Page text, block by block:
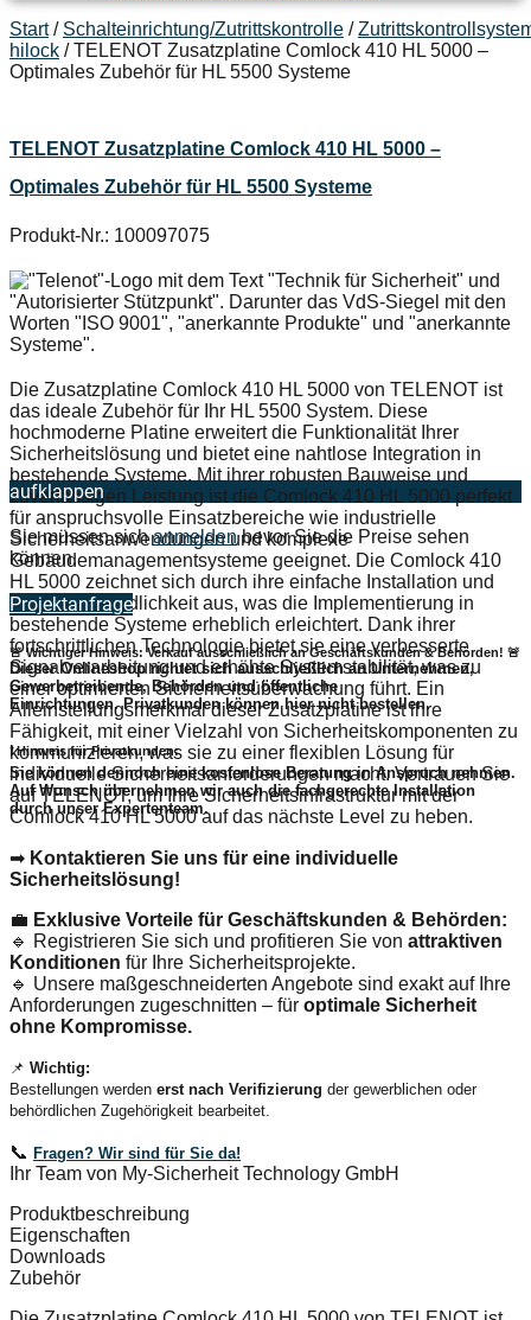
Start/ Schalteinrichtung/Zutrittskontrolle /
hilock / TELENOT Zusatzplatine Comlock 410 HL 5000 –
Optimales Zubehör für HL 5500 Systeme
TELENOT Zusatzplatine Comlock 410 HL 5000 –
Optimales Zubehör für HL 5500 Systeme
Produkt-Nr.: 100097075
Die Zusatzplatine Comlock 410 HL 5000 von TELENOT ist
das ideale Zubehör für Ihr HL 5500 System. Diese
hochmoderne Platine erweitert die Funktionalität Ihrer
Sicherheitslösung und bietet eine nahtlose Integration in
bestehende Systeme. Mit ihrer robusten Bauweise und
zuverlässigen Leistung ist die Comlock 410 HL 5000 perfekt
für anspruchsvolle Einsatzbereiche wie industrielle
Sicherheitsanwendungen und komplexe
Gebäudemanagementsysteme geeignet. Die Comlock 410
HL 5000 zeichnet sich durch ihre einfache Installation und
Benutzerfreundlichkeit aus, was die Implementierung in
bestehende Systeme erheblich erleichtert. Dank ihrer
fortschrittlichen Technologie bietet sie eine verbesserte
Signalverarbeitung und erhöhte Systemstabilität, was zu
einer optimierten Sicherheitsüberwachung führt. Ein
Alleinstellungsmerkmal dieser Zusatzplatine ist ihre
Fähigkeit, mit einer Vielzahl von Sicherheitskomponenten zu
kommunizieren, was sie zu einer flexiblen Lösung für
individuelle Sicherheitsanforderungen macht. Vertrauen Sie
auf TELENOT, um Ihre Sicherheitsinfrastruktur mit der
Comlock 410 HL 5000 auf das nächste Level zu heben.
aufklappen
Sie müssen sichanmeldenbevor Sie die Preise sehen
können.
Projektanfrage
🚨 Wichtiger Hinweis: Verkauf ausschließlich an Geschäftskunden & Behörden! 🚨
Dieser Onlineshop richtet sichausschließlichan Unternehmen,
Gewerbetreibende, Behörden und öffentliche
Einrichtungen.Privatkunden können hier nicht bestellen.
❗Hinweis für Privatkunden:
Sie können dennoch einekostenlose Beratungin Anspruch nehmen.
Auf Wunsch übernehmen wir auch diefachgerechte Installation
durch unser Expertenteam.
➡ Kontaktieren Sie uns für eine individuelle
Sicherheitslösung!
💼 Exklusive Vorteile für Geschäftskunden & Behörden:
🔹 Registrieren Sie sich und profitieren Sie von attraktiven
Konditionen für Ihre Sicherheitsprojekte.
🔹 Unsere maßgeschneiderten Angebote sind exakt auf Ihre
Anforderungen zugeschnitten – für optimale Sicherheit
ohne Kompromisse.
📌 Wichtig:
Bestellungen werden erst nach Verifizierung der gewerblichen oder
behördlichen Zugehörigkeit bearbeitet.
📞 Fragen? Wir sind für Sie da!
Ihr Team von My-Sicherheit Technology GmbH
Produktbeschreibung
Eigenschaften
Downloads
Zubehör